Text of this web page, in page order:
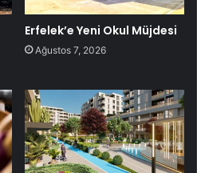
Erfelek’e Yeni Okul Müjdesi
Ağustos 7, 2026